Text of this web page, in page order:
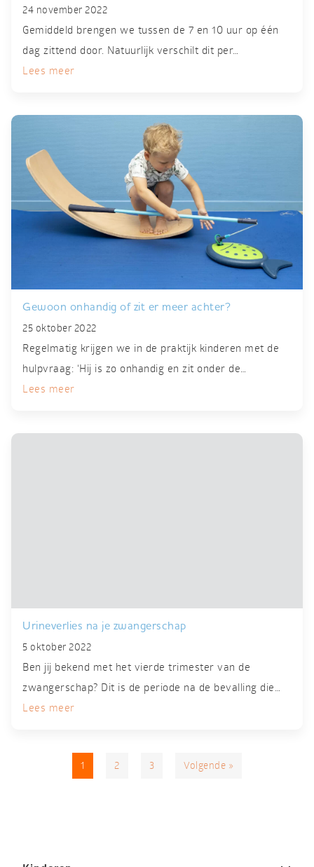
24 november 2022
Gemiddeld brengen we tussen de 7 en 10 uur op één
dag zittend door. Natuurlijk verschilt dit per…
Lees meer
Gewoon onhandig of zit er meer achter?
25 oktober 2022
Regelmatig krijgen we in de praktijk kinderen met de
hulpvraag: ‘Hij is zo onhandig en zit onder de…
Lees meer
Urineverlies na je zwangerschap
5 oktober 2022
Ben jij bekend met het vierde trimester van de
zwangerschap? Dit is de periode na de bevalling die…
Lees meer
1 2 3 Volgende »